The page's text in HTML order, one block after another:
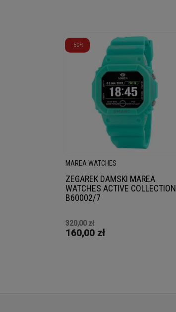
-50%
MAREA WATCHES
ZEGAREK DAMSKI MAREA
WATCHES ACTIVE COLLECTION
B60002/7
320,00 zł
160,00 zł